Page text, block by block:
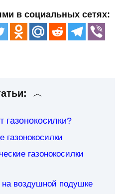
в социальных сетях:
газонокосилки?
газонокосилки
газонокосилки
на воздушной подушке